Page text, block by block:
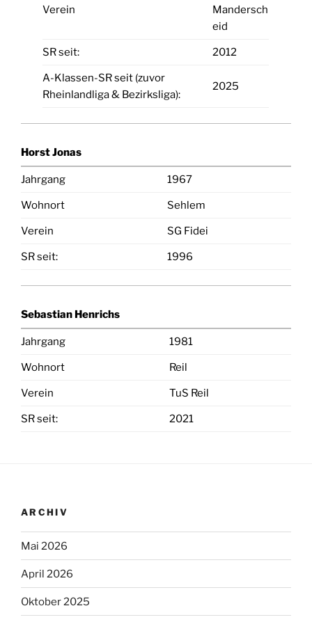
Verein
Mandersch
eid
SR seit: 2012
A-Klassen-SR seit (zuvor
Rheinlandliga & Bezirksliga):
2025
Horst Jonas
Jahrgang 1967
Wohnort Sehlem
Verein SG Fidei
SR seit: 1996
Sebastian Henrichs
Jahrgang 1981
Wohnort Reil
Verein TuS Reil
SR seit: 2021
ARCHIV
Mai 2026
April 2026
Oktober 2025